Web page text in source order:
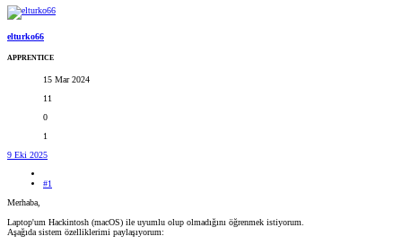
elturko66
APPRENTICE
15 Mar 2024
11
0
1
9 Eki 2025
#1
Merhaba,
Laptop'um Hackintosh (macOS) ile uyumlu olup olmadığını öğrenmek istiyorum.
Aşağıda sistem özelliklerimi paylaşıyorum: